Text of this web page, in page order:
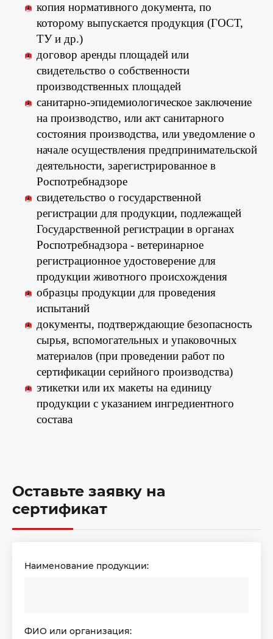
копия нормативного документа, по
которому выпускается продукция (ГОСТ,
ТУ и др.)
договор аренды площадей или
свидетельство о собственности
производственных площадей
санитарно-эпидемиологическое заключение
на производство, или акт санитарного
состояния производства, или уведомление о
начале осуществления предпринимательской
деятельности, зарегистрированное в
Роспотребнадзоре
свидетельство о государственной
регистрации для продукции, подлежащей
Государственной регистрации в органах
Роспотребнадзора - ветеринарное
регистрационное удостоверение для
продукции животного происхождения
образцы продукции для проведения
испытаний
документы, подтверждающие безопасность
сырья, вспомогательных и упаковочных
материалов (при проведении работ по
сертификации серийного производства)
этикетки или их макеты на единицу
продукции с указанием ингредиентного
состава
Оставьте заявку на
сертификат
Наименование продукции:
ФИО или организация: